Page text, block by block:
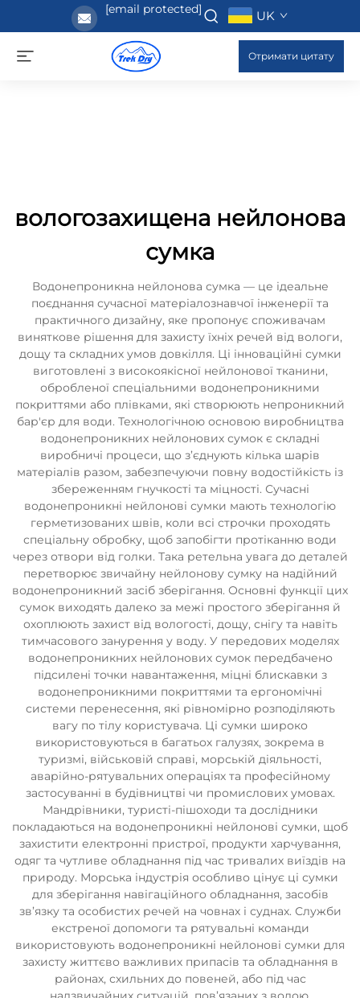
[email protected] UK
Отримати цитату
вологозахищена нейлонова
сумка
Водонепроникна нейлонова сумка — це ідеальне
поєднання сучасної матеріалознавчої інженерії та
практичного дизайну, яке пропонує споживачам
виняткове рішення для захисту їхніх речей від вологи,
дощу та складних умов довкілля. Ці інноваційні сумки
виготовлені з високоякісної нейлонової тканини,
обробленої спеціальними водонепроникними
покриттями або плівками, які створюють непроникний
бар'єр для води. Технологічною основою виробництва
водонепроникних нейлонових сумок є складні
виробничі процеси, що з’єднують кілька шарів
матеріалів разом, забезпечуючи повну водостійкість із
збереженням гнучкості та міцності. Сучасні
водонепроникні нейлонові сумки мають технологію
герметизованих швів, коли всі строчки проходять
спеціальну обробку, щоб запобігти протіканню води
через отвори від голки. Така ретельна увага до деталей
перетворює звичайну нейлонову сумку на надійний
водонепроникний засіб зберігання. Основні функції цих
сумок виходять далеко за межі простого зберігання й
охоплюють захист від вологості, дощу, снігу та навіть
тимчасового занурення у воду. У передових моделях
водонепроникних нейлонових сумок передбачено
підсилені точки навантаження, міцні блискавки з
водонепроникними покриттями та ергономічні
системи перенесення, які рівномірно розподіляють
вагу по тілу користувача. Ці сумки широко
використовуються в багатьох галузях, зокрема в
туризмі, військовій справі, морській діяльності,
аварійно-рятувальних операціях та професійному
застосуванні в будівництві чи промислових умовах.
Мандрівники, туристі-пішоходи та дослідники
покладаються на водонепроникні нейлонові сумки, щоб
захистити електронні пристрої, продукти харчування,
одяг та чутливе обладнання під час тривалих виїздів на
природу. Морська індустрія особливо цінує ці сумки
для зберігання навігаційного обладнання, засобів
зв’язку та особистих речей на човнах і суднах. Служби
екстреної допомоги та рятувальні команди
використовують водонепроникні нейлонові сумки для
захисту життєво важливих припасів та обладнання в
районах, схильних до повеней, або під час